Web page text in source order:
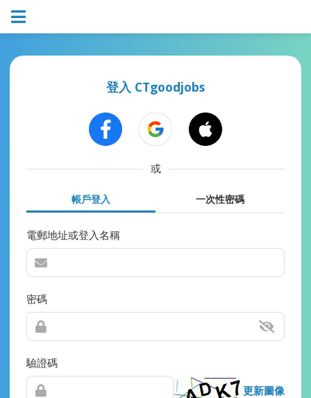
登入 CTgoodjobs
或
帳戶登入 一次性密碼
電郵地址或登入名稱
密碼
驗證碼
更新圖像